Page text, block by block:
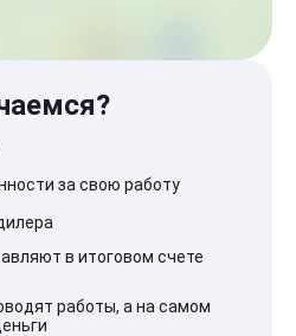
за свою работу
в итоговом счете
работы, а на самом